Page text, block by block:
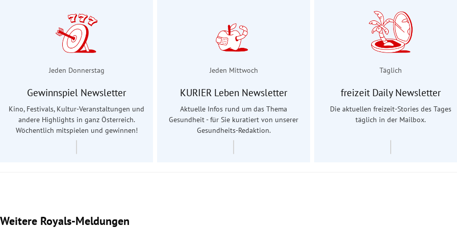
Jeden Donnerstag
Gewinnspiel Newsletter
Kino, Festivals, Kultur-Veranstaltungen und
andere Highlights in ganz Österreich.
Wöchentlich mitspielen und gewinnen!
Jeden Mittwoch
KURIER Leben Newsletter
Aktuelle Infos rund um das Thema
Gesundheit - für Sie kuratiert von unserer
Gesundheits-Redaktion.
Täglich
freizeit Daily Newsletter
Die aktuellen freizeit-Stories des Tages
täglich in der Mailbox.
Weitere Royals-Meldungen